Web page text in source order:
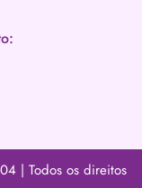
| Todos os direitos